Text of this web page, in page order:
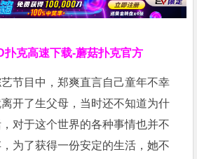
扑克高速下载-蘑菇扑克官方
节目中，郑爽直言自己童年不幸
开了生父母，当时还不知道为什
对于这个世界的各种事情也并不
为了获得一份安定的生活，她不